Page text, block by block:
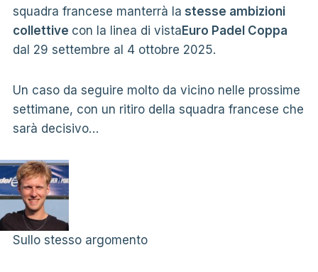
squadra francese manterrà la stesse ambizioni
collettive con la linea di vistaEuro Padel Coppa
dal 29 settembre al 4 ottobre 2025.
Un caso da seguire molto da vicino nelle prossime
settimane, con un ritiro della squadra francese che
sarà decisivo…
Sullo stesso argomento